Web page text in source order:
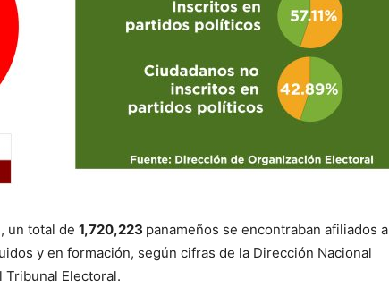
un total de 1,720,223 panameños se encontraban afiliados a
y en formación, según cifras de la Dirección Nacional
Tribunal Electoral.